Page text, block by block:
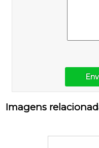
Imagens